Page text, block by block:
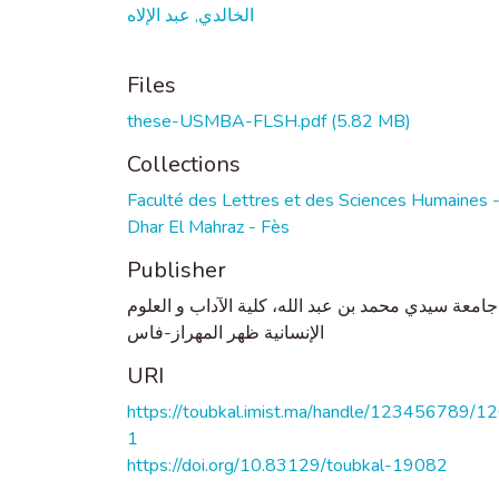
الخالدي, عبد الإلاه
Files
these-USMBA-FLSH.pdf(5.82 MB)
Collections
Faculté des Lettres et des Sciences Humaines -
Dhar El Mahraz - Fès
Publisher
جامعة سيدي محمد بن عبد الله، كلية الآداب و العلوم
الإنسانية ظهر المهراز-فاس
URI
https://toubkal.imist.ma/handle/123456789/
1
https://doi.org/10.83129/toubkal-19082